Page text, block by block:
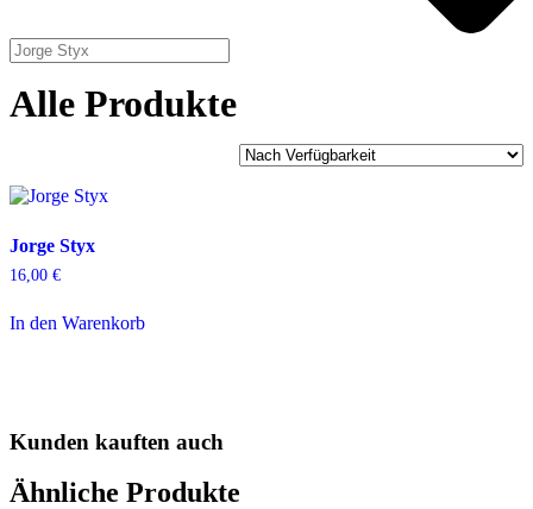
Alle Produkte
Jorge Styx
16,00 €
In den Warenkorb
Kunden kauften auch
Ähnliche Produkte